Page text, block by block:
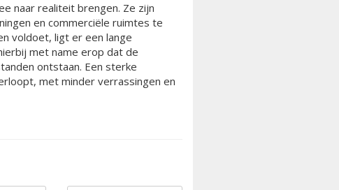
naar realiteit brengen. Ze zijn
en commerciële ruimtes te
voldoet, ligt er een lange
met name erop dat de
ontstaan. Een sterke
met minder verrassingen en